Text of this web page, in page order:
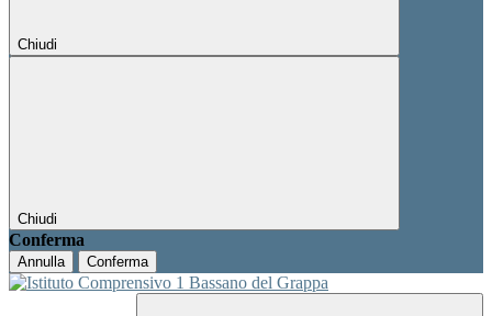
Chiudi
Chiudi
Conferma
Annulla Conferma